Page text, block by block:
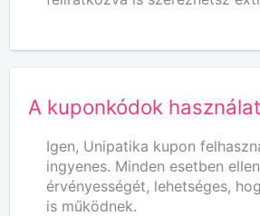
A kuponkódok
Igen, Unipatika kupon
ingyenes. Minden esetben
érvényességét, lehetséges,
is működnek.